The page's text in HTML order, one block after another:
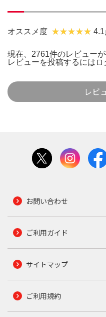
オススメ度 4.1
現在、2761件のレビューが
レビューを投稿するには ロ
レビ
お問い合わせ
ご利用ガイド
サイトマップ
ご利用規約